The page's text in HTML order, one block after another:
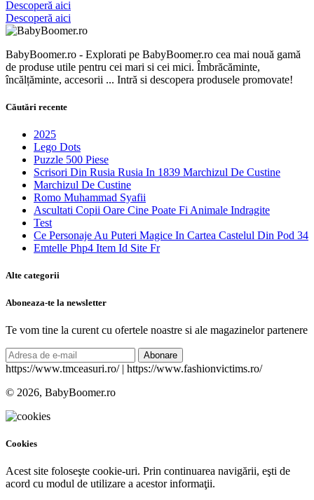
Descoperă aici
Descoperă aici
BabyBoomer.ro - Explorati pe BabyBoomer.ro cea mai nouă gamă
de produse utile pentru cei mari si cei mici. Îmbrăcăminte,
încălțăminte, accesorii ... Intră si descopera produsele promovate!
Căutări recente
2025
Lego Dots
Puzzle 500 Piese
Scrisori Din Rusia Rusia In 1839 Marchizul De Custine
Marchizul De Custine
Romo Muhammad Syafii
Ascultati Copii Oare Cine Poate Fi Animale Indragite
Test
Ce Personaje Au Puteri Magice In Cartea Castelul Din Pod 34
Emtelle Php4 Item Id Site Fr
Alte categorii
Aboneaza-te la newsletter
Te vom tine la curent cu ofertele noastre si ale magazinelor partenere
Abonare
https://www.tmceasuri.ro/ | https://www.fashionvictims.ro/
© 2026, BabyBoomer.ro
Cookies
Acest site foloseşte cookie-uri. Prin continuarea navigării, eşti de
acord cu modul de utilizare a acestor informaţii.